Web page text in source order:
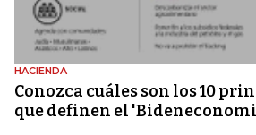
HACIENDA
Conozca cuáles son los 10
que definen el